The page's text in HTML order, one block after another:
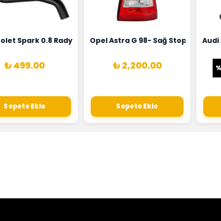
Valeo Marka 05E903018G
Spark 0.8 Radyatör Üst Hortumu Rapro Marka
₺ 499.00
Sepete Ekle
Opel Astra G 98- Sağ Stop
₺ 2,200.00
Sepete Ekle
Audi
%